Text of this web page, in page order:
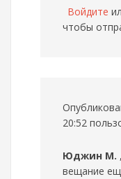
Войдите
чтобы
20:52
Юджин М.
вещание